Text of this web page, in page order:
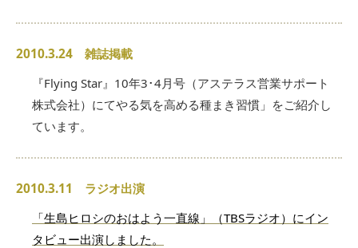
2010.3.24 雑誌掲載
『Flying Star』10年3･4月号（アステラス営業サポート
株式会社）にてやる気を高める種まき習慣」をご紹介し
ています。
2010.3.11 ラジオ出演
「生島ヒロシのおはよう一直線」（TBSラジオ）にイン
タビュー出演しました。